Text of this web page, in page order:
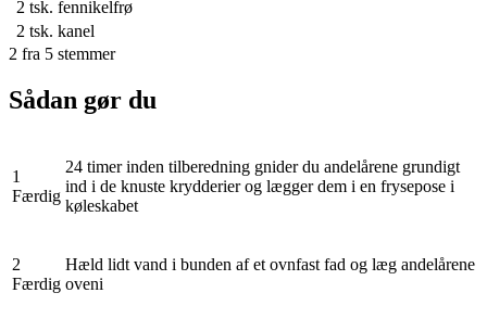
2 tsk. fennikelfrø
2 tsk. kanel
2 fra 5 stemmer
Sådan gør du
1
Færdig
24 timer inden tilberedning gnider du andelårene grundigt
ind i de knuste krydderier og lægger dem i en frysepose i
køleskabet
2
Færdig
Hæld lidt vand i bunden af et ovnfast fad og læg andelårene
oveni